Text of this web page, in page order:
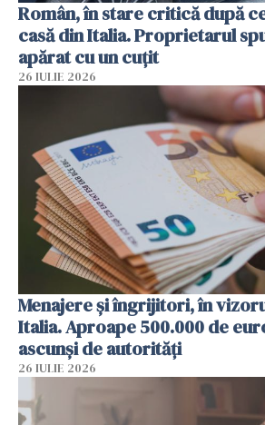
Român, în stare critică după
casă din Italia. Proprietarul
apărat cu un cuțit
26 IULIE 2026
Menajere și îngrijitori, în
Italia. Aproape 500.000 de
ascunși de autorități
26 IULIE 2026